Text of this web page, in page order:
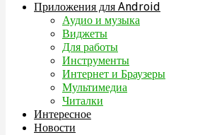
Приложения для Android
Аудио и музыка
Виджеты
Для работы
Инструменты
Интернет и Браузеры
Мультимедиа
Читалки
Интересное
Новости